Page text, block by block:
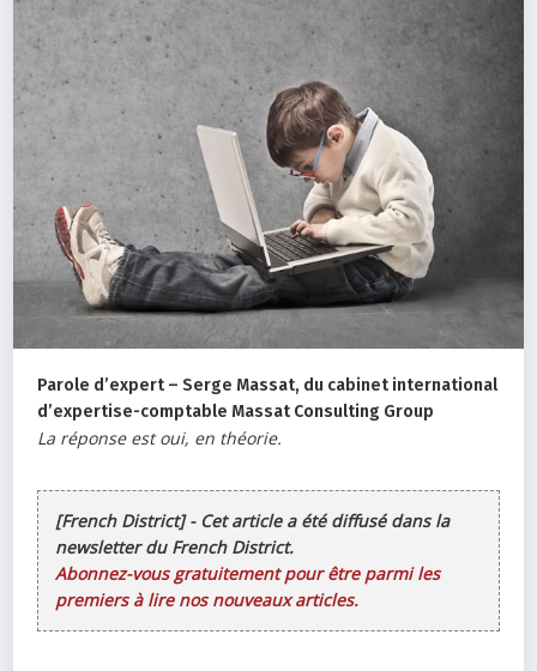
Parole d’expert – Serge Massat, du cabinet international
d’expertise-comptable Massat Consulting Group
La réponse est oui, en théorie.
[French District] - Cet article a été diffusé dans la
newsletter du French District.
Abonnez-vous gratuitement pour être parmi les
premiers à lire nos nouveaux articles.